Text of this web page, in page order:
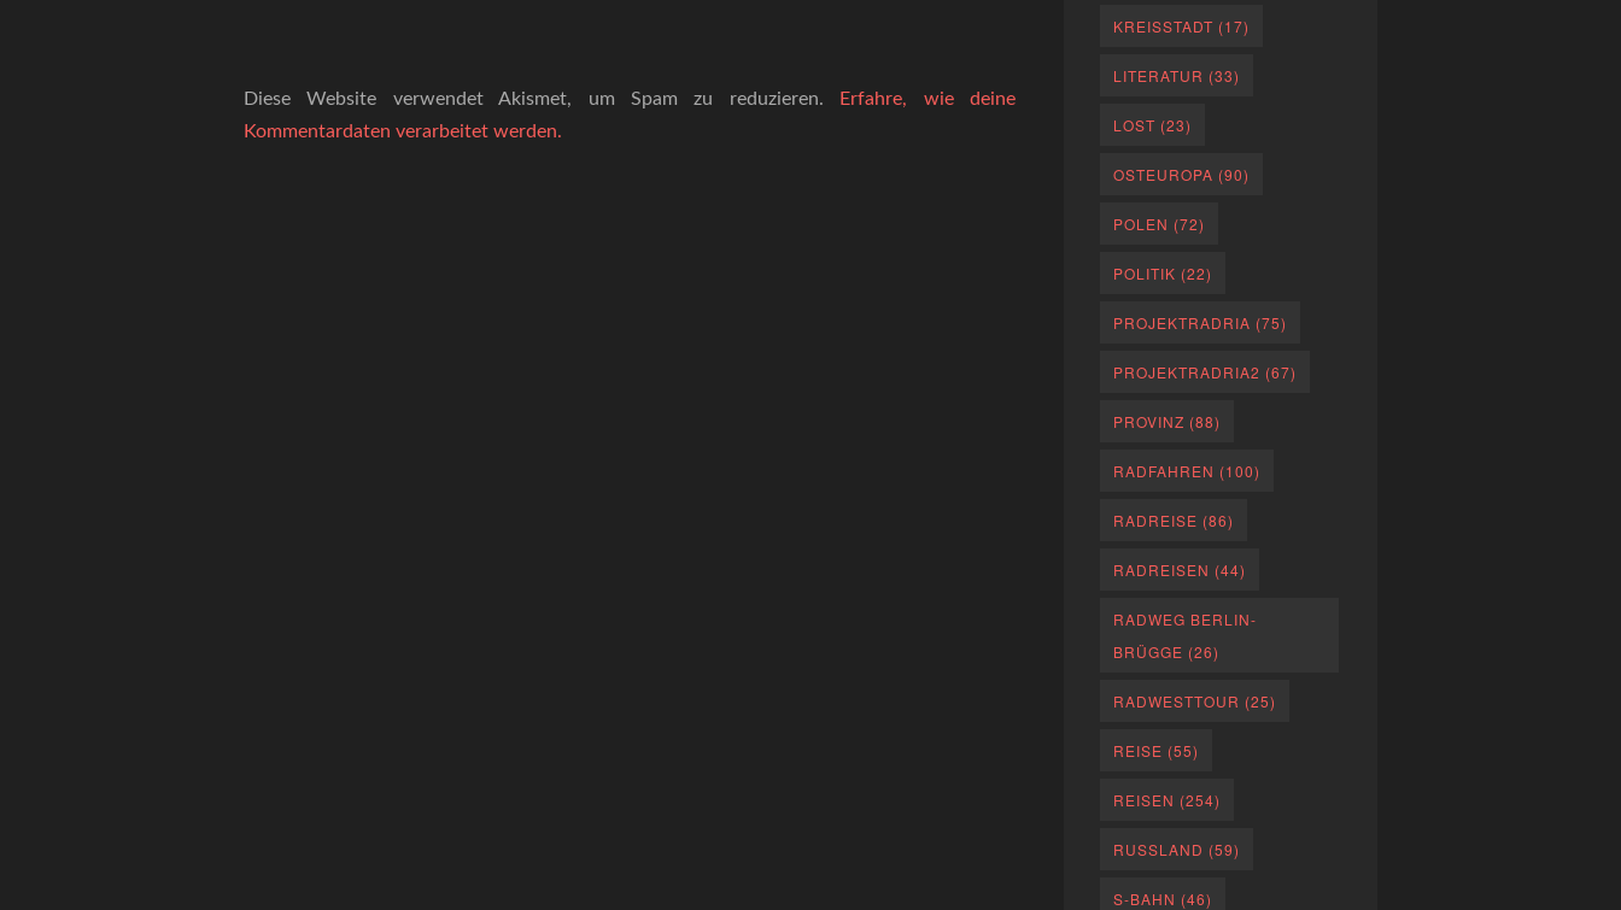
Diese Website verwendet Akismet, um Spam zu reduzieren.
Erfahre, wie deine
Kommentardaten verarbeitet werden.
KREISSTADT (17)
LITERATUR (33)
LOST (23)
OSTEUROPA (90)
POLEN (72)
POLITIK (22)
PROJEKTRADRIA (75)
PROJEKTRADRIA2 (67)
PROVINZ (88)
RADFAHREN (100)
RADREISE (86)
RADREISEN (44)
RADWEG BERLIN-
BRÜGGE (26)
RADWESTTOUR (25)
REISE (55)
REISEN (254)
RUSSLAND (59)
S-BAHN (46)